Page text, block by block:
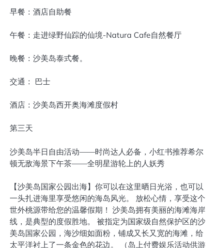
早餐：酒店自助餐
午餐：走进绿野仙踪的仙境-Natura Cafe自然餐厅
晚餐：沙美岛泰式餐。
交通： 巴士
酒店：沙美岛西开奥海滩度假村
第三天
沙美岛半日自由活动——时尚达人必备，小红书推荐希尔
顿无敌海景下午茶——全明星游轮上的人妖秀
【沙美岛国家公园出海】你可以在这里晒日光浴，也可以
一头扎进海里享受悠闲的海岛风光。 放松心情，享受这个
世外桃源带给您的温馨假期！ 沙美岛拥有美丽的海滩海岸
线，是典型的度假胜地。 被指定为国家级自然保护区的沙
美岛国家公园，海沙细如面粉，铺成又长又宽的海滩，给
太平洋衬上了一条金色的花边。 （岛上付费娱乐活动供游